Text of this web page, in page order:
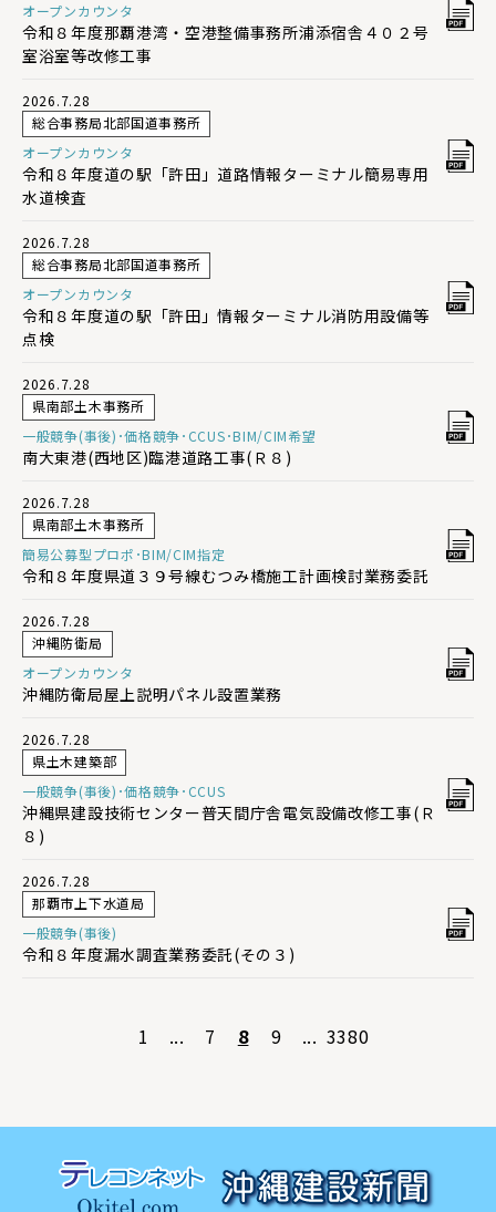
オープンカウンタ
令和８年度那覇港湾・空港整備事務所浦添宿舎４０２号
室浴室等改修工事
2026.7.28
総合事務局北部国道事務所
オープンカウンタ
令和８年度道の駅「許田」道路情報ターミナル簡易専用
水道検査
2026.7.28
総合事務局北部国道事務所
オープンカウンタ
令和８年度道の駅「許田」情報ターミナル消防用設備等
点検
2026.7.28
県南部土木事務所
一般競争(事後)･価格競争･CCUS･BIM/CIM希望
南大東港(西地区)臨港道路工事(Ｒ８)
2026.7.28
県南部土木事務所
簡易公募型プロポ･BIM/CIM指定
令和８年度県道３９号線むつみ橋施工計画検討業務委託
2026.7.28
沖縄防衛局
オープンカウンタ
沖縄防衛局屋上説明パネル設置業務
2026.7.28
県土木建築部
一般競争(事後)･価格競争･CCUS
沖縄県建設技術センター普天間庁舎電気設備改修工事(Ｒ
８)
2026.7.28
那覇市上下水道局
一般競争(事後)
令和８年度漏水調査業務委託(その３)
1 ... 7 8 9 ... 3380